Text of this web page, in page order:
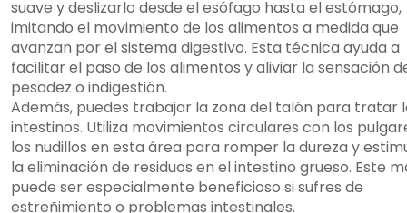
suave y deslizarlo desde el esófago hasta el estómago,
imitando el movimiento de los alimentos a medida que
avanzan por el sistema digestivo. Esta técnica ayuda a
facilitar el paso de los alimentos y aliviar la sensación
pesadez o indigestión.
Además, puedes trabajar la zona del talón para tratar
intestinos. Utiliza movimientos circulares con los
los nudillos en esta área para romper la dureza y
la eliminación de residuos en el intestino grueso. Este
puede ser especialmente beneficioso si sufres de
estreñimiento o problemas intestinales.